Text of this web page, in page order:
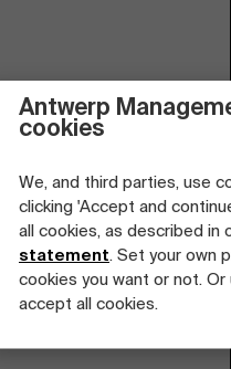
Antwerp
cookies
We, and third parties, use
clicking 'Accept and
all cookies, as described in
statement. Set your own
cookies you want or not.
accept all cookies.